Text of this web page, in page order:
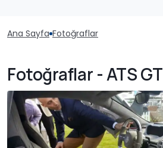
Ana Sayfa Fotoğraflar
Fotoğraflar - ATS GT